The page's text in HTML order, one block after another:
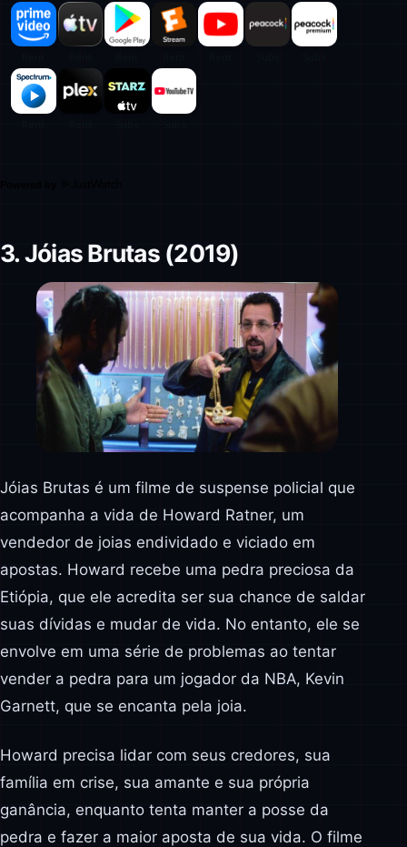
3. Jóias Brutas (2019)
Jóias Brutas é um filme de suspense policial que
acompanha a vida de Howard Ratner, um
vendedor de joias endividado e viciado em
apostas. Howard recebe uma pedra preciosa da
Etiópia, que ele acredita ser sua chance de saldar
suas dívidas e mudar de vida. No entanto, ele se
envolve em uma série de problemas ao tentar
vender a pedra para um jogador da NBA, Kevin
Garnett, que se encanta pela joia.
Howard precisa lidar com seus credores, sua
família em crise, sua amante e sua própria
ganância, enquanto tenta manter a posse da
pedra e fazer a maior aposta de sua vida. O filme